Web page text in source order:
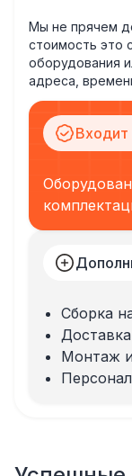
Мы не прячем
стоимость это
оборудования
адреса,
Входит
Сборка
Доставка
Монтаж
Персонал